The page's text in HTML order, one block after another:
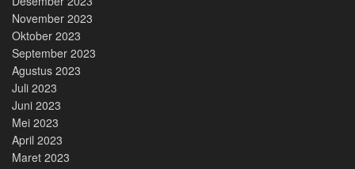
November 2023
Oktober 2023
September 2023
Agustus 2023
Juli 2023
Juni 2023
Mei 2023
April 2023
Maret 2023